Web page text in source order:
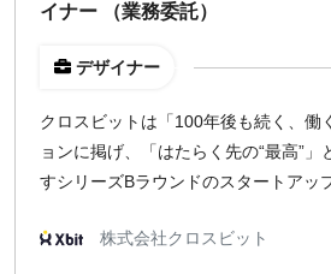
イナー （業務委託）
デザイナー
クロスビットは「100年後も続く、働
ョンに掲げ、「はたらく先の“最高”
すシリーズBラウンドのスタートアッ
株式会社クロスビット